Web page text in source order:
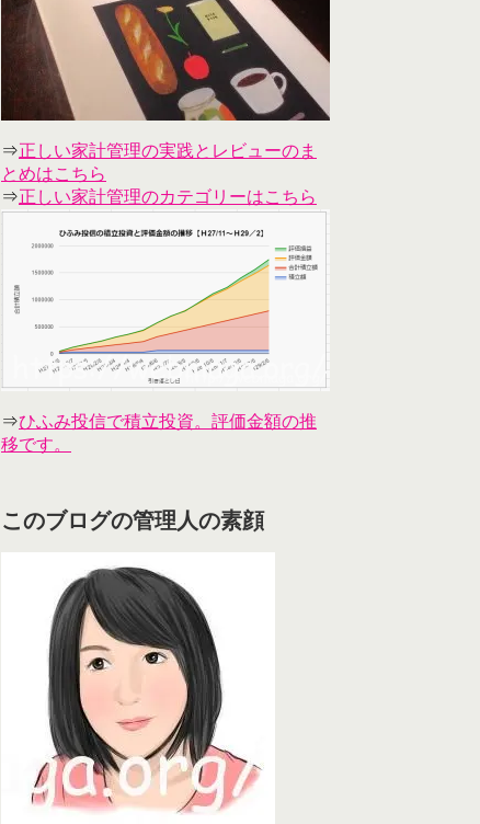
⇒正しい家計管理の実践とレビューのま
とめはこちら
⇒正しい家計管理のカテゴリーはこちら
⇒ひふみ投信で積立投資。評価金額の推
移です。
このブログの管理人の素顔